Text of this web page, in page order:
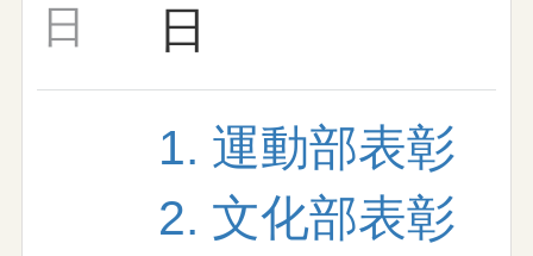
日
日
1. 運動部表彰
2. 文化部表彰